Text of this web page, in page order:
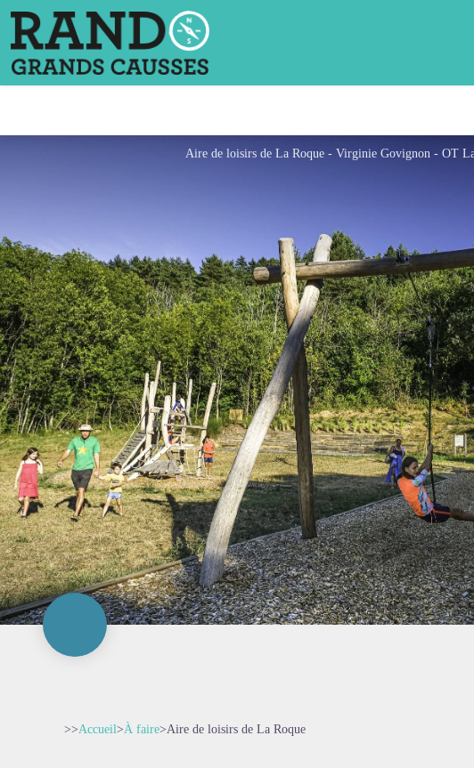
>>Accueil>À faire>Aire de loisirs de La Roque